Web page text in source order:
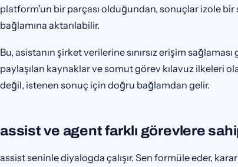
platform’un bir parçası olduğundan, sonuçlar izole
bağlamına aktarılabilir.
Bu, asistanın şirket verilerine sınırsız erişim
paylaşılan kaynaklar ve somut görev kılavuz ilkeleri
değil, istenen sonuç için doğru bağlamdan gelir.
assist ve agent farklı görevlere
assist seninle diyalogda çalışır. Sen formüle eder,